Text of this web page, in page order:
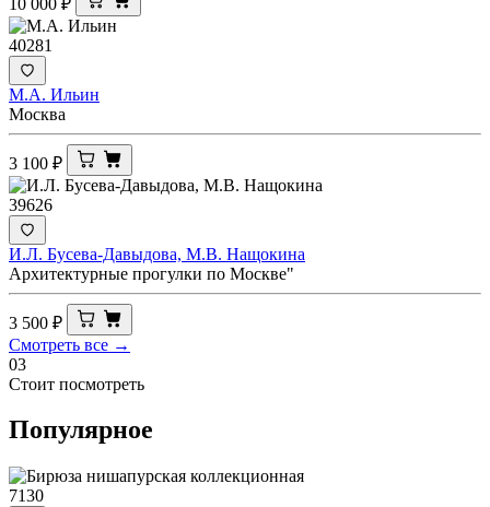
40281
М.А. Ильин
Москва
3 100 ₽
39626
И.Л. Бусева-Давыдова, М.В. Нащокина
Архитектурные прогулки по Москве"
3 500 ₽
Смотреть все →
03
Стоит посмотреть
Популярное
7130